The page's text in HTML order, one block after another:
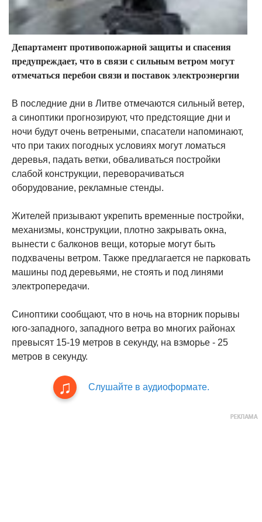
Департамент противопожарной защиты и спасения
предупреждает, что в связи с сильным ветром могут
отмечаться перебои связи и поставок электроэнергии
В последние дни в Литве отмечаются сильный ветер,
а синоптики прогнозируют, что предстоящие дни и
ночи будут очень ветреными, спасатели напоминают,
что при таких погодных условиях могут ломаться
деревья, падать ветки, обваливаться постройки
слабой конструкции, переворачиваться
оборудование, рекламные стенды.
Жителей призывают укрепить временные постройки,
механизмы, конструкции, плотно закрывать окна,
вынести с балконов вещи, которые могут быть
подхвачены ветром. Также предлагается не парковать
машины под деревьями, не стоять и под линями
электропередачи.
Синоптики сообщают, что в ночь на вторник порывы
юго-западного, западного ветра во многих районах
превысят 15-19 метров в секунду, на взморье - 25
метров в секунду.
Слушайте в аудиоформате.